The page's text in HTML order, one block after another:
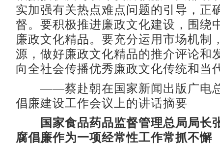
实加强有关热点难点问题的引导，正
督。要积极推进廉政文化建设，围绕
廉政文化精品。要充分运用市场机制
源，做好廉政文化精品的推介评论和
向全社会传播优秀廉政文化传统和当
——蔡赴朝在国家新闻出版广电总
倡廉建设工作会议上的讲话摘要
国家食品药品监督管理总局局长
腐倡廉作为一项经常性工作常抓不懈